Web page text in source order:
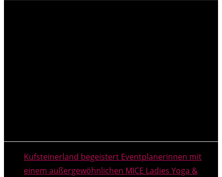
Kufsteinerland begeistert Eventplanerinnen mit
einem außergewöhnlichen MICE Ladies Yoga &